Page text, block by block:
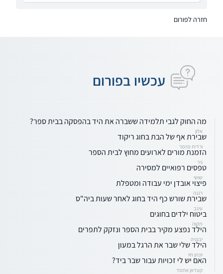
חזרה לפורום
עכשיו בפורום
מה החוק לגבי תלמידה ששברה את היד בהפסקה בבית ספר?
אלון
שבירת אף של הבת בחוג ריקוד
ורדית מזמר
הזמנת מורים לארועים מחוץ לבית הספר
ניר
טפסים רפואיים למסירה
שושי
פיצוי אובדן ימי עבודה ומטפלת
רננה
שבירת שורש כף היד בחוג לאחר שעות ביה"ס
עינב
ביטוח ילדים בחוגים
תקוה
הילד נפצע מקיר בבית הספר ונזקק לתפרים
יבגניה
הילד שלי שבר את הרגל במעון
יונתן חיו
האם יש לי זכויות עבור שבר ביד?
קעדאן אחמד